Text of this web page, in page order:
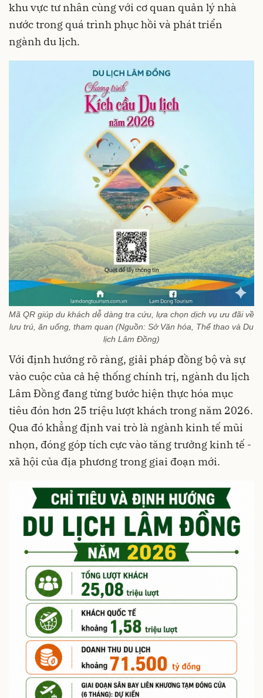
khu vực tư nhân cùng với cơ quan quản lý nhà
nước trong quá trình phục hồi và phát triển
ngành du lịch.
Mã QR giúp du khách dễ dàng tra cứu, lựa chọn dịch vụ ưu đãi về
lưu trú, ăn uống, tham quan (Nguồn: Sở Văn hóa, Thể thao và Du
lịch Lâm Đồng)
Với định hướng rõ ràng, giải pháp đồng bộ và sự
vào cuộc của cả hệ thống chính trị, ngành du lịch
Lâm Đồng đang từng bước hiện thực hóa mục
tiêu đón hơn 25 triệu lượt khách trong năm 2026.
Qua đó khẳng định vai trò là ngành kinh tế mũi
nhọn, đóng góp tích cực vào tăng trưởng kinh tế -
xã hội của địa phương trong giai đoạn mới.